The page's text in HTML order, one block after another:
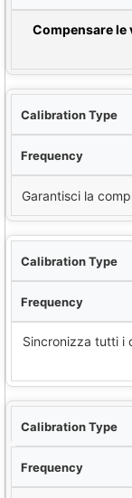
ScopoCompensare
Garantisci la
Sincronizza tutti i